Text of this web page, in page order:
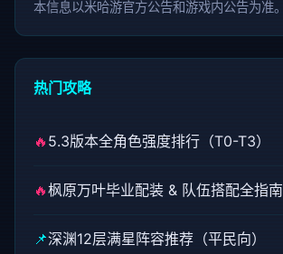
本信息以米哈游官方公告和游戏内公告为准。
热门攻略
🔥 5.3版本全角色强度排行（T0-T3）
🔥枫原万叶毕业配装 & 队伍搭配全指南
📌深渊12层满星阵容推荐（平民向）